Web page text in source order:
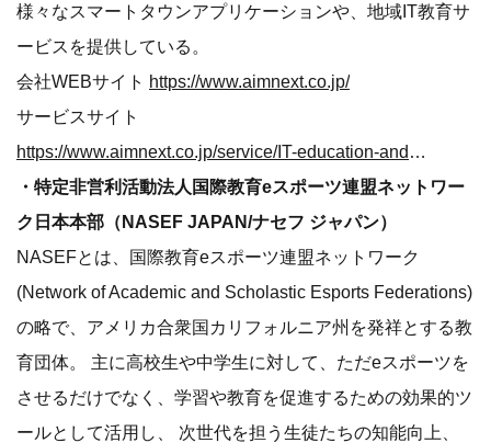
様々なスマートタウンアプリケーションや、地域IT教育サ
ービスを提供している。
会社WEBサイト https://www.aimnext.co.jp/
サービスサイト
https://www.aimnext.co.jp/service/IT-education-and-training-services.html
・特定非営利活動法人国際教育eスポーツ連盟ネットワー
ク日本本部（NASEF JAPAN/ナセフ ジャパン）
NASEFとは、国際教育eスポーツ連盟ネットワーク
(Network of Academic and Scholastic Esports Federations)
の略で、アメリカ合衆国カリフォルニア州を発祥とする教
育団体。 主に高校生や中学生に対して、ただeスポーツを
させるだけでなく、学習や教育を促進するための効果的ツ
ールとして活用し、 次世代を担う生徒たちの知能向上、